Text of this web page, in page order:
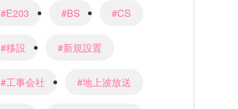
#E203 #BS #CS
#移設 #新規設置
#工事会社 #地上波放送